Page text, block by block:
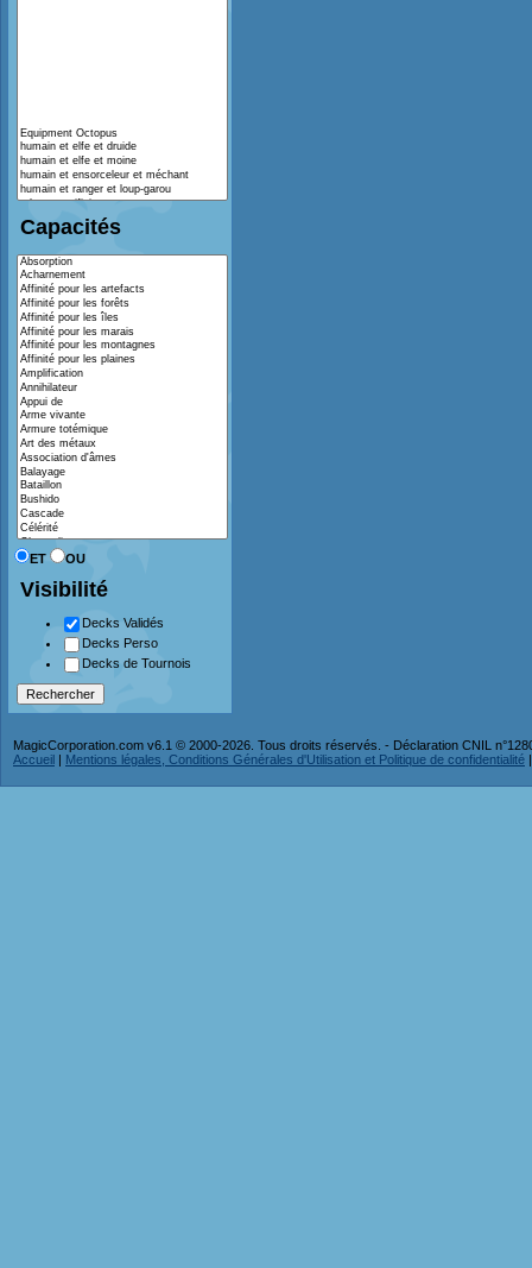
Capacités
ET OU
Visibilité
Decks Validés
Decks Perso
Decks de Tournois
MagicCorporation.com v6.1 © 2000-2026. Tous droits réservés. - Déclaration CNIL
Accueil | Mentions légales, Conditions Générales d'Utilisation et Politique de confidentialité